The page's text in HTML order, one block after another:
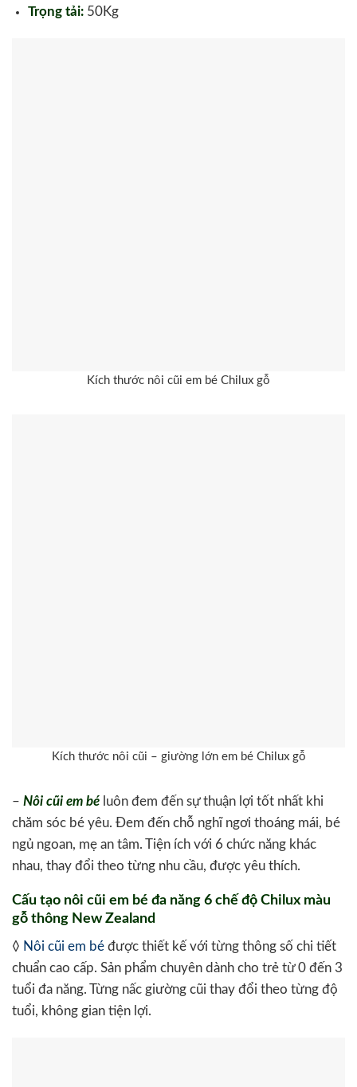
Trọng tải:50Kg
Kích thước nôi cũi em bé Chilux gỗ
Kích thước nôi cũi – giường lớn em bé Chilux gỗ
– Nôi cũi em bé luôn đem đến sự thuận lợi tốt nhất khi
chăm sóc bé yêu. Đem đến chỗ nghĩ ngơi thoáng mái, bé
ngủ ngoan, mẹ an tâm. Tiện ích với 6 chức năng khác
nhau, thay đổi theo từng nhu cầu, được yêu thích.
Cấu tạo nôi cũi em bé đa năng 6 chế độ Chilux màu
gỗ thông New Zealand
◊ Nôi cũi em bé được thiết kế với từng thông số chi tiết
chuẩn cao cấp. Sản phẩm chuyên dành cho trẻ từ 0 đến 3
tuổi đa năng. Từng nấc giường cũi thay đổi theo từng độ
tuổi, không gian tiện lợi.